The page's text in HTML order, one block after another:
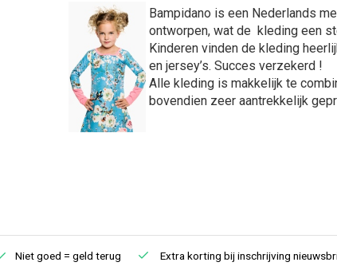
Bampidano is een Nederlands
ontworpen, wat de kleding een
Kinderen vinden de kleding
en jersey’s. Succes verzekerd !
Alle kleding is makkelijk te
bovendien zeer aantrekkelijk
Niet goed = geld terug Extra korting bij inschrijving